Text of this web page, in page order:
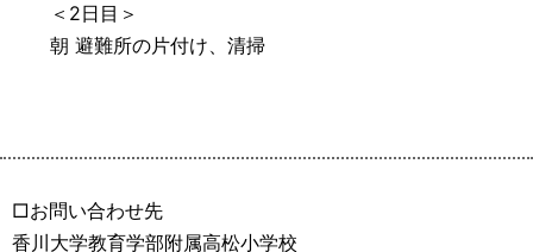
＜2日目＞
朝 避難所の片付け、清掃
□お問い合わせ先
香川大学教育学部附属高松小学校